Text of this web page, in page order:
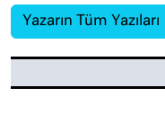
Yazarın Tüm Yazıları